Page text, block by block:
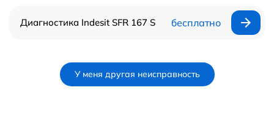
Диагностика Indesit SFR 167 S бесплатно
У меня другая неисправность